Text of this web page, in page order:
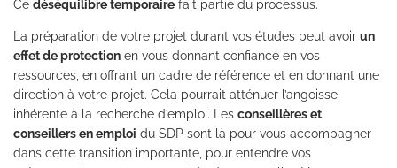
Ce déséquilibre temporaire fait partie du processus.
La préparation de votre projet durant vos études peut avoir un
effet de protection en vous donnant confiance en vos
ressources, en offrant un cadre de référence et en donnant une
direction à votre projet. Cela pourrait atténuer l’angoisse
inhérente à la recherche d’emploi. Les conseillères et
conseillers en emploi du SDP sont là pour vous accompagner
dans cette transition importante, pour entendre vos